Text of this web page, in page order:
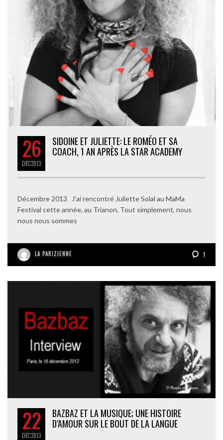
26
DÉC2013
SIDOINE ET JULIETTE: LE ROMÉO ET SA
COACH, 1 AN APRÈS LA STAR ACADEMY
Décembre 2013 J’ai rencontré Juliette Solal au MaMa
Festival cette année, au Trianon. Tout simplement, nous
nous nous sommes
LA PARIZIENNE 1
22
DÉC2013
BAZBAZ ET LA MUSIQUE; UNE HISTOIRE
D’AMOUR SUR LE BOUT DE LA LANGUE